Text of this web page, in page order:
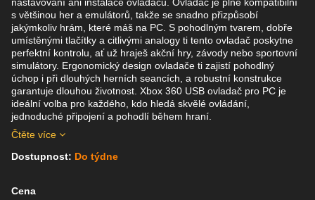
s většinou her a emulátorů, takže se snadno přizpůsobí
jakýmkoliv hrám, které máš na PC. S pohodlným tvarem, dobře
umístěnými tlačítky a citlivými analogy ti tento ovladač poskytne
perfektní kontrolu, ať už hraješ akční hry, závody nebo sportovní
simulátory. Ergonomický design ovladače ti zajistí pohodlný
úchop i při dlouhých herních seancích, a robustní konstrukce
garantuje dlouhou životnost. Xbox 360 USB ovladač pro PC je
ideální volba pro každého, kdo hledá skvělé ovládání,
jednoduché připojení a pohodlí během hraní.
Čtěte více
Dostupnost: Do týdne
Cena